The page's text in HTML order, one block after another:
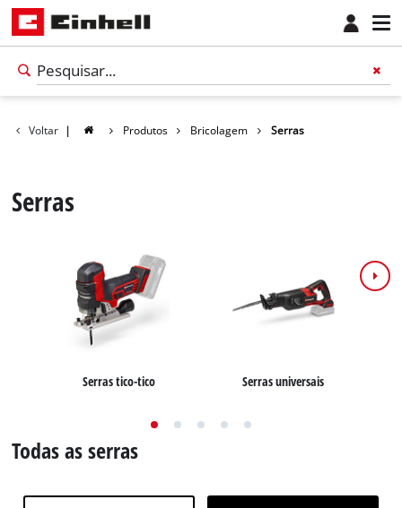
Voltar | Produtos Bricolagem Serras
Serras
Serras tico-tico Serras universais
Todas as serras